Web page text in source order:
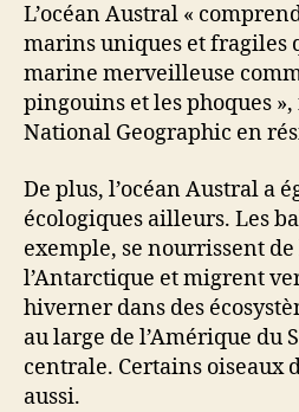
L’océan Austral «
marins uniques et fragiles
marine merveilleuse
pingouins et les phoques
National Geographic en
De plus, l’océan Austral a
écologiques ailleurs. Les
exemple, se nourrissent
l’Antarctique et migrent
hiverner dans des
au large de l’Amérique du
centrale. Certains oiseaux
aussi.